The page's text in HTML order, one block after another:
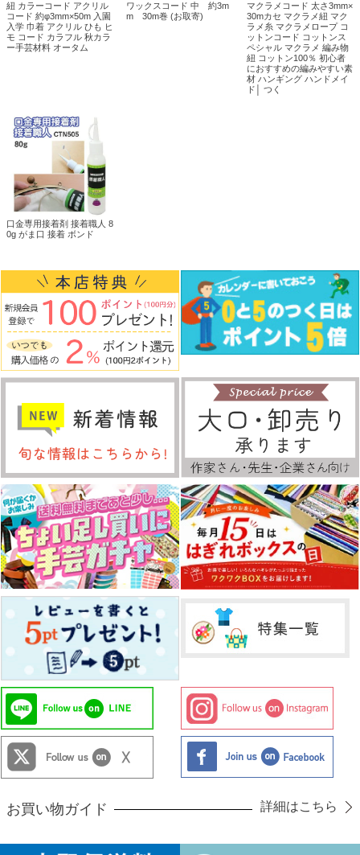
紐 カラーコード アクリル
コード 約φ3mm×50m 入園
入学 巾着 アクリル ひも ヒ
モ コード カラフル 秋カラ
ー手芸材料 オータム
ワックスコード 中 約3m
m 30m巻 (お取寄)
マクラメコード 太さ3mm×
30mカセ マクラメ紐 マク
ラメ糸 マクラメロープ コ
ットンコード コットンス
ペシャル マクラメ 編み物
紐 コットン100％ 初心者
におすすめの編みやすい素
材 ハンギング ハンドメイ
ド│ つく
口金専用接着剤 接着職人 8
0g がま口 接着 ボンド
お買い物ガイド 詳細はこちら